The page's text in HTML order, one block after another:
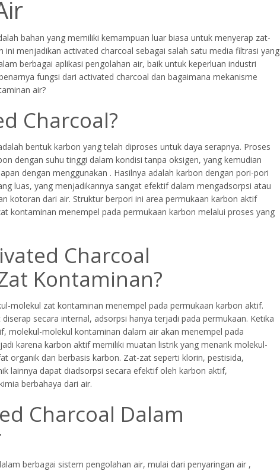
bahan yang memiliki kemampuan luar biasa untuk menyerap zat-
ini menjadikan activated charcoal sebagai salah satu media filtrasi yang
berbagai aplikasi pengolahan air, baik untuk keperluan industri
fungsi dari activated charcoal dan bagaimana mekanisme
air?
Charcoal?
bentuk karbon yang telah diproses untuk daya serapnya. Proses
dengan suhu tinggi dalam kondisi tanpa oksigen, yang kemudian
dengan menggunakan . Hasilnya adalah karbon dengan pori-pori
luas, yang menjadikannya sangat efektif dalam mengadsorpsi atau
kotoran dari air. Struktur berpori ini area permukaan karbon aktif
kontaminan menempel pada permukaan karbon melalui proses yang
Charcoal
Kontaminan?
molekul zat kontaminan menempel pada permukaan karbon aktif.
secara internal, adsorpsi hanya terjadi pada permukaan. Ketika
molekul-molekul kontaminan dalam air akan menempel pada
karena karbon aktif memiliki muatan listrik yang menarik molekul-
organik dan berbasis karbon. Zat-zat seperti klorin, pestisida,
lainnya dapat diadsorpsi secara efektif oleh karbon aktif,
berbahaya dari air.
Charcoal Dalam
berbagai sistem pengolahan air, mulai dari penyaringan air ,